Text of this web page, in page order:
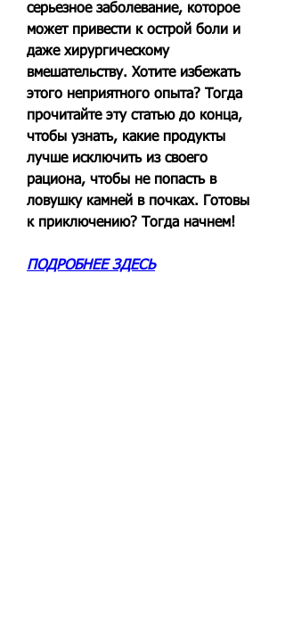
серьезное заболевание, которое
может привести к острой боли и
даже хирургическому
вмешательству. Хотите избежать
этого неприятного опыта? Тогда
прочитайте эту статью до конца,
чтобы узнать, какие продукты
лучше исключить из своего
рациона, чтобы не попасть в
ловушку камней в почках. Готовы
к приключению? Тогда начнем!
ПОДРОБНЕЕ ЗДЕСЬ